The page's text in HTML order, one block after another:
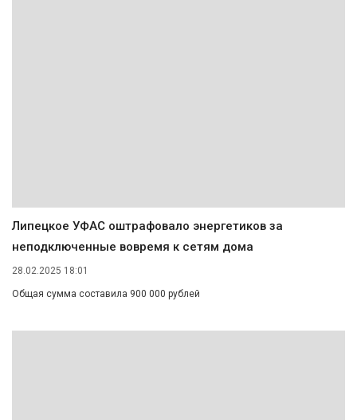
Липецкое УФАС оштрафовало энергетиков за
неподключенные вовремя к сетям дома
28.02.2025 18:01
Общая сумма составила 900 000 рублей